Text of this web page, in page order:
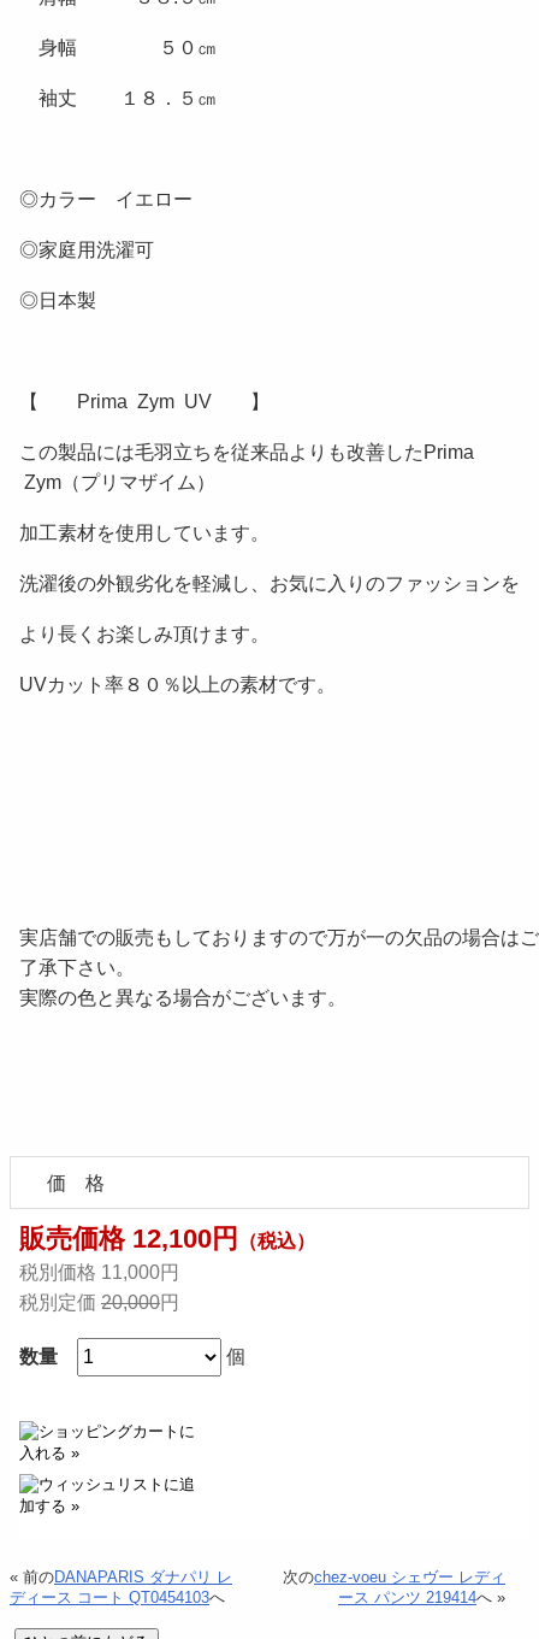
身幅 ５０㎝
袖丈 １８．５㎝
◎カラー イエロー
◎家庭用洗濯可
◎日本製
【 Prima Zym UV 】
この製品には毛羽立ちを従来品よりも改善したPrima
Zym（プリマザイム）
加工素材を使用しています。
洗濯後の外観劣化を軽減し、お気に入りのファッションを
より長くお楽しみ頂けます。
UVカット率８０％以上の素材です。
実店舗での販売もしておりますので万が一の欠品の場合はご
了承下さい。
実際の色と異なる場合がございます。
価 格
販売価格 12,100円
（税込）
税別価格 11,000円
税別定価 20,000円
数量 個
« 前のDANAPARIS ダナパリ レ
ディース コート QT0454103へ
次のchez-voeu シェヴー レディ
ース パンツ 219414へ »